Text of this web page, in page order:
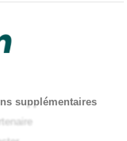
supplémentaires